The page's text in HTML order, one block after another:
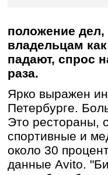
положение
владельцам
падают, спрос
раза.
Ярко выражен
Петербурге.
Это рестораны,
спортивные и
около 30
данные Avito.